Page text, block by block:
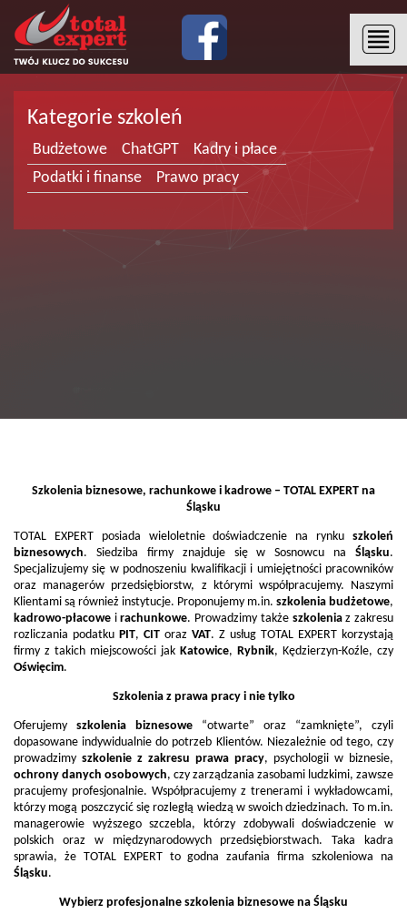
Kategorie szkoleń
Budżetowe ChatGPT
Kadry i płace
Podatki i finanse
Prawo pracy
Szkolenia biznesowe, rachunkowe i kadrowe – TOTAL EXPERT na
Śląsku
TOTAL EXPERT posiada wieloletnie doświadczenie na rynku szkoleń
biznesowych. Siedziba firmy znajduje się w Sosnowcu na Śląsku.
Specjalizujemy się w podnoszeniu kwalifikacji i umiejętności pracowników
oraz managerów przedsiębiorstw, z którymi współpracujemy. Naszymi
Klientami są również instytucje. Proponujemy m.in. szkolenia budżetowe,
kadrowo-płacowe irachunkowe. Prowadzimy także szkoleniaz zakresu
rozliczania podatku PIT, CIT oraz VAT. Z usług TOTAL EXPERT korzystają
firmy z takich miejscowości jak Katowice, Rybnik, Kędzierzyn-Koźle, czy
Oświęcim.
Szkolenia z prawa pracy i nie tylko
Oferujemy szkolenia biznesowe “otwarte” oraz “zamknięte”, czyli
dopasowane indywidualnie do potrzeb Klientów. Niezależnie od tego, czy
prowadzimy szkolenie z zakresu prawa pracy, psychologii w biznesie,
ochrony danych osobowych, czy zarządzania zasobami ludzkimi, zawsze
pracujemy profesjonalnie. Współpracujemy z trenerami i wykładowcami,
którzy mogą poszczycić się rozległą wiedzą w swoich dziedzinach. To m.in.
managerowie wyższego szczebla, którzy zdobywali doświadczenie w
polskich oraz w międzynarodowych przedsiębiorstwach. Taka kadra
sprawia, że TOTAL EXPERT to godna zaufania firma szkoleniowa na
Śląsku.
Wybierz profesjonalne szkolenia biznesowe na Śląsku